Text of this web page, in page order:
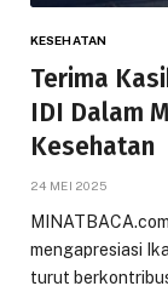
KESEHATAN
Terima
IDI Dalam
Kesehatan
24 MEI 2025
mengapresiasi
turut